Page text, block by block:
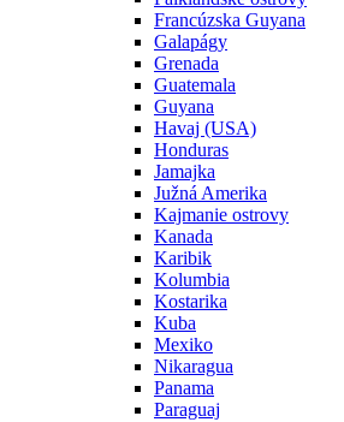
Francúzska Guyana
Galapágy
Grenada
Guatemala
Guyana
Havaj (USA)
Honduras
Jamajka
Južná Amerika
Kajmanie ostrovy
Kanada
Karibik
Kolumbia
Kostarika
Kuba
Mexiko
Nikaragua
Panama
Paraguaj